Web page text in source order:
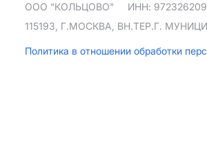
ООО "КОЛЬЦОВО" ИНН:
115193, Г.МОСКВА, ВН.ТЕР.Г.
Политика в отношении обработки